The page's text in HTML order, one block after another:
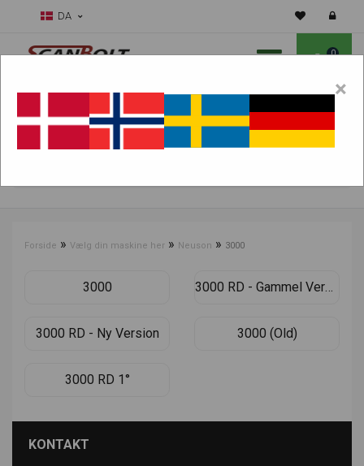
DA
0
Forside » Vælg din maskine her » Neuson » 3000
3000 3000 RD - Gammel Version
3000 RD - Ny Version 3000 (Old)
3000 RD 1°
KONTAKT
×